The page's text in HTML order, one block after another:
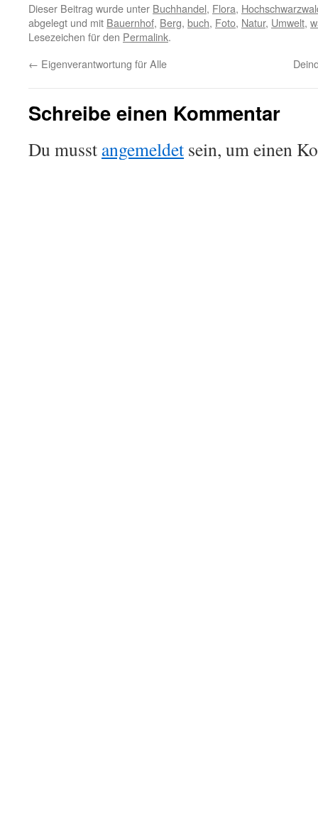
Dieser Beitrag wurde unter Buchhandel, Flora,
abgelegt und mit Bauernhof, Berg, buch, Foto, Natur, Umwelt,
Lesezeichen für den Permalink.
← Eigenverantwortung für Alle
Schreibe einen Kommentar
Du musst angemeldet sein, um einen